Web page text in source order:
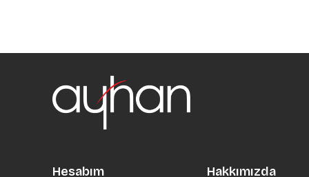
Hesabım Hakkımızda